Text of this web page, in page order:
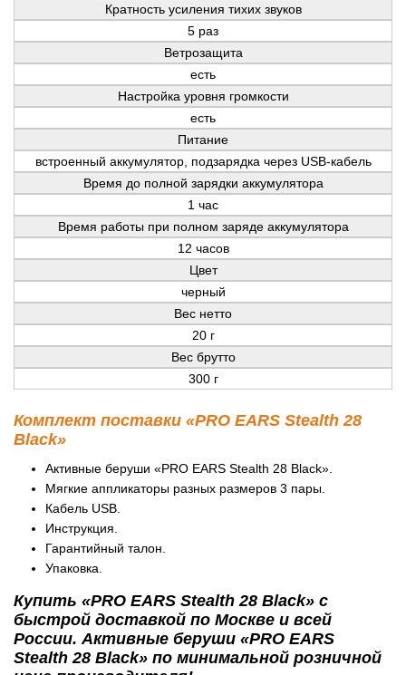
Кратность усиления тихих звуков
5 раз
Ветрозащита
есть
Настройка уровня громкости
есть
Питание
встроенный аккумулятор, подзарядка через USB-кабель
Время до полной зарядки аккумулятора
1 час
Время работы при полном заряде аккумулятора
12 часов
Цвет
черный
Вес нетто
20 г
Вес брутто
300 г
Комплект поставки «PRO EARS Stealth 28
Black»
Активные беруши «PRO EARS Stealth 28 Black».
Мягкие аппликаторы разных размеров 3 пары.
Кабель USB.
Инструкция.
Гарантийный талон.
Упаковка.
Купить «PRO EARS Stealth 28 Black» с
быстрой доставкой по Москве и всей
России. Активные беруши «PRO EARS
Stealth 28 Black» по минимальной розничной